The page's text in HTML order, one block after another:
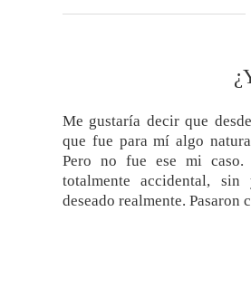
Me gustaría decir que
que fue para mí algo
Pero no fue ese mi
totalmente accidental,
deseado realmente.